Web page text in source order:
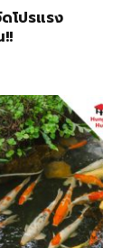
โปรแรง
!!